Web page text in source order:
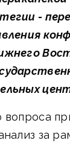
-
вопроса
за